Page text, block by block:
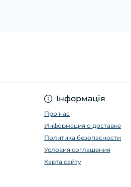
Інформація
Про нас
Информация о доставке
Политика безопасности
Условия соглашения
Карта сайту